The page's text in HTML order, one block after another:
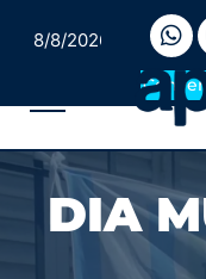
8/8/2026
DIA